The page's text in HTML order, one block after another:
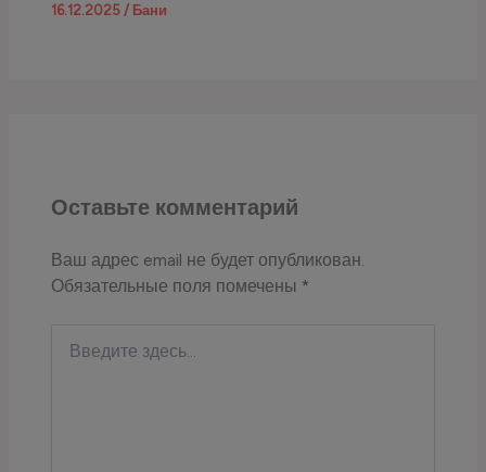
16.12.2025 / Бани
Оставьте комментарий
Ваш адрес email не будет опубликован.
Обязательные поля помечены *
здесь...